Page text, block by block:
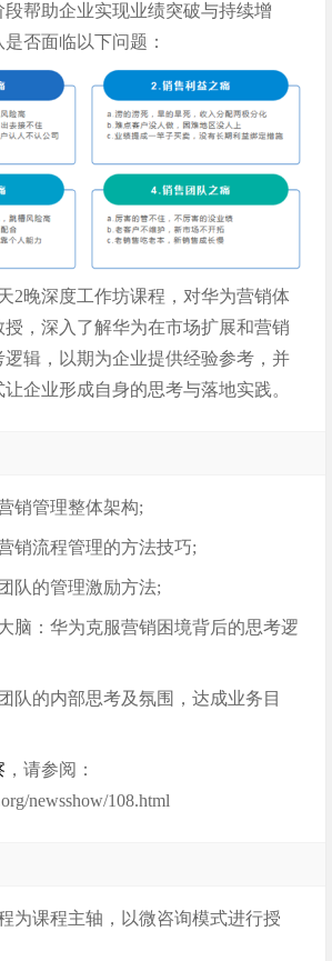
帮助企业实现业绩突破与持续增
否面临以下问题：
2晚深度工作坊课程，对华为营销体
，深入了解华为在市场扩展和营销
辑，以期为企业提供经验参考，并
企业形成自身的思考与落地实践。
销管理整体架构;
销流程管理的方法技巧;
队的管理激励方法;
脑：华为克服营销困境背后的思考逻
队的内部思考及氛围，达成业务目
，请参阅：
newsshow/108.html
为课程主轴，以微咨询模式进行授